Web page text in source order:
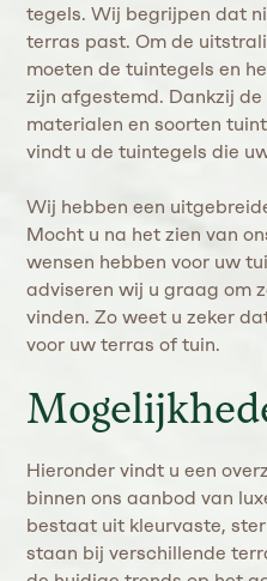
tegels. Wij begrijpen dat
terras past. Om de
moeten de tuintegels en
zijn afgestemd. Dankzij
materialen en soorten
vindt u de tuintegels die
Wij hebben een
Mocht u na het zien van
wensen hebben voor uw
adviseren wij u graag om
vinden. Zo weet u zeker
voor uw terras of tuin.
Hieronder vindt u een
binnen ons aanbod van
bestaat uit kleurvaste,
staan bij verschillende